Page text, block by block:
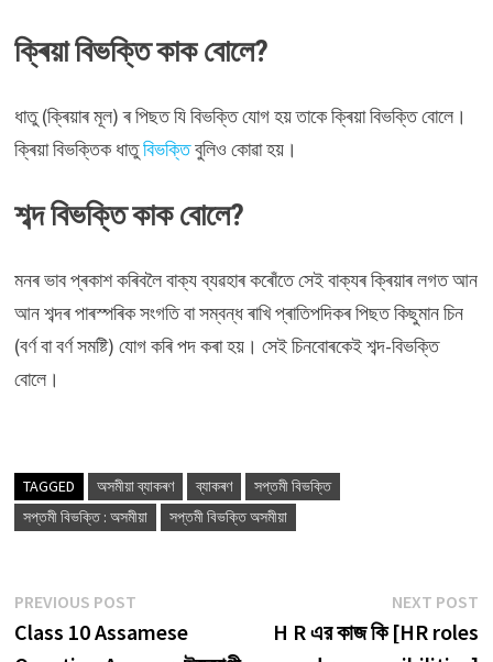
ক্ৰিয়া বিভক্তিকাক বোলে?
ধাতু (ক্ৰিয়াৰ মূল) ৰ পিছত যি বিভক্তি যোগ হয় তাকে ক্ৰিয়া বিভক্তি বোলে।
ক্ৰিয়া বিভক্তিক ধাতুবিভক্তিবুলিও কোৱা হয়।
শব্দ বিভক্তি কাক বোলে?
মনৰ ভাব প্ৰকাশ কৰিবলৈ বাক্য ব্যৱহাৰ কৰোঁতে সেই বাক্যৰ ক্ৰিয়াৰ লগত আন
আন শব্দৰ পাৰস্পৰিক সংগতি বা সম্বন্ধ ৰাখি প্ৰাতিপদিকৰ পিছত কিছুমান চিন
(বর্ণ বা বর্ণ সমষ্টি) যোগ কৰি পদ কৰা হয়। সেই চিনবোৰকেই শব্দ-বিভক্তি
বোলে।
TAGGED অসমীয়া ব্যাকৰণ ব্যাকৰণ
সপ্তমী বিভক্তি
সপ্তমী বিভক্তি : অসমীয়া
সপ্তমী বিভক্তি অসমীয়া
Post
navigation
PREVIOUS POSTPrevious
post:
Class 10 Assamese
NEXT POST
H R এর কাজ কি [HR roles